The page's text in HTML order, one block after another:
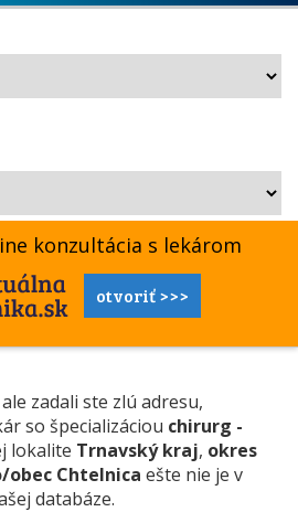
konzultácia s lekárom
otvoriť >>>
zadali ste zlú adresu,
so špecializáciou chirurg -
lokalite Trnavský kraj, okres
obec Chtelnica ešte nie je v
databáze.